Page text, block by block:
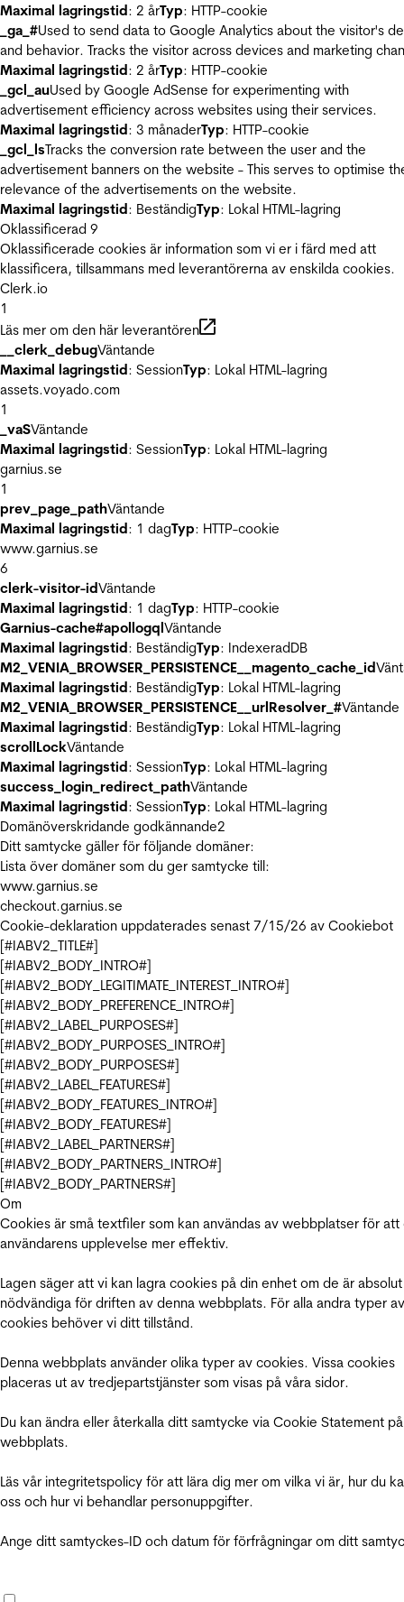
Maximal lagringstid: 2 årTyp: HTTP-cookie
_ga_#Used to send data to Google Analytics about the visitor's
and behavior. Tracks the visitor across devices and marketing
Maximal lagringstid: 2 årTyp: HTTP-cookie
_gcl_auUsed by Google AdSense for experimenting with
advertisement efficiency across websites using their services.
Maximal lagringstid: 3 månaderTyp: HTTP-cookie
_gcl_lsTracks the conversion rate between the user and the
advertisement banners on the website - This serves to optimise
relevance of the advertisements on the website.
Maximal lagringstid: BeständigTyp: Lokal HTML-lagring
Oklassificerad 9
Oklassificerade cookies är information som vi er i färd med att
klassificera, tillsammans med leverantörerna av enskilda cookies.
Clerk.io
1
Läs mer om den här leverantören
__clerk_debugVäntande
Maximal lagringstid: SessionTyp: Lokal HTML-lagring
assets.voyado.com
1
_vaSVäntande
Maximal lagringstid: SessionTyp: Lokal HTML-lagring
garnius.se
1
prev_page_pathVäntande
Maximal lagringstid: 1 dagTyp: HTTP-cookie
www.garnius.se
6
clerk-visitor-idVäntande
Maximal lagringstid: 1 dagTyp: HTTP-cookie
Garnius-cache#apollogqlVäntande
Maximal lagringstid: BeständigTyp: IndexeradDB
M2_VENIA_BROWSER_PERSISTENCE__magento_cache_id
Maximal lagringstid: BeständigTyp: Lokal HTML-lagring
M2_VENIA_BROWSER_PERSISTENCE__urlResolver_#Väntande
Maximal lagringstid: BeständigTyp: Lokal HTML-lagring
scrollLockVäntande
Maximal lagringstid: SessionTyp: Lokal HTML-lagring
success_login_redirect_pathVäntande
Maximal lagringstid: SessionTyp: Lokal HTML-lagring
Domänöverskridande godkännande2
Ditt samtycke gäller för följande domäner:
Lista över domäner som du ger samtycke till:
www.garnius.se
checkout.garnius.se
Cookie-deklaration uppdaterades senast 7/15/26 av Cookiebot
[#IABV2_TITLE#]
[#IABV2_BODY_INTRO#]
[#IABV2_BODY_LEGITIMATE_INTEREST_INTRO#]
[#IABV2_BODY_PREFERENCE_INTRO#]
[#IABV2_LABEL_PURPOSES#]
[#IABV2_BODY_PURPOSES_INTRO#]
[#IABV2_BODY_PURPOSES#]
[#IABV2_LABEL_FEATURES#]
[#IABV2_BODY_FEATURES_INTRO#]
[#IABV2_BODY_FEATURES#]
[#IABV2_LABEL_PARTNERS#]
[#IABV2_BODY_PARTNERS_INTRO#]
[#IABV2_BODY_PARTNERS#]
Om
Cookies är små textfiler som kan användas av webbplatser för att
användarens upplevelse mer effektiv.
Lagen säger att vi kan lagra cookies på din enhet om de är absolut
nödvändiga för driften av denna webbplats. För alla andra typer av
cookies behöver vi ditt tillstånd.
Denna webbplats använder olika typer av cookies. Vissa cookies
placeras ut av tredjepartstjänster som visas på våra sidor.
Du kan ändra eller återkalla ditt samtycke via Cookie Statement
webbplats.
Läs vår integritetspolicy för att lära dig mer om vilka vi är, hur du
oss och hur vi behandlar personuppgifter.
Ange ditt samtyckes-ID och datum för förfrågningar om ditt